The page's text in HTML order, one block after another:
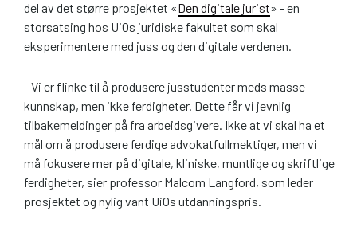
del av det større prosjektet «Den digitale jurist» - en
storsatsing hos UiOs juridiske fakultet som skal
eksperimentere med juss og den digitale verdenen.
- Vi er flinke til å produsere jusstudenter meds masse
kunnskap, men ikke ferdigheter. Dette får vi jevnlig
tilbakemeldinger på fra arbeidsgivere. Ikke at vi skal ha et
mål om å produsere ferdige advokatfullmektiger, men vi
må fokusere mer på digitale, kliniske, muntlige og skriftlige
ferdigheter, sier professor Malcom Langford, som leder
prosjektet og nylig vant UiOs utdanningspris.